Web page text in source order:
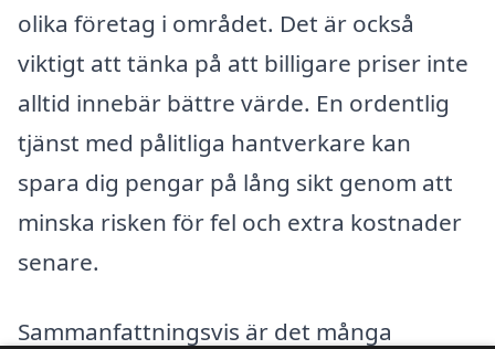
olika företag i området. Det är också
viktigt att tänka på att billigare priser inte
alltid innebär bättre värde. En ordentlig
tjänst med pålitliga hantverkare kan
spara dig pengar på lång sikt genom att
minska risken för fel och extra kostnader
senare.
Sammanfattningsvis är det många